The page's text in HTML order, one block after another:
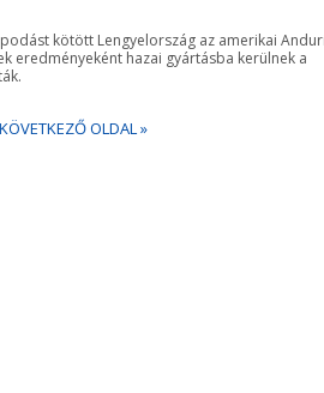
kötött Lengyelország az amerikai
eredményeként hazai gyártásba kerülnek a
KÖVETKEZŐ OLDAL »